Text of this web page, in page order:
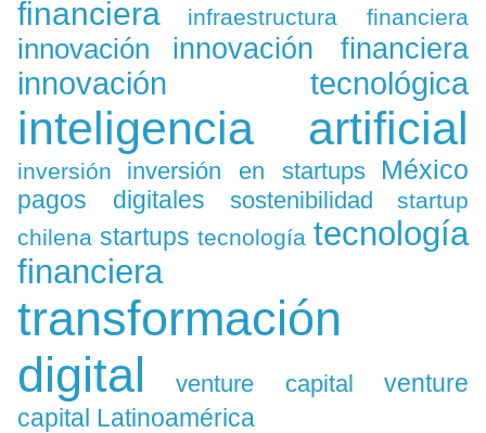
financiera
infraestructura financiera
innovación innovación financiera
innovación tecnológica
inteligencia artificial
inversión inversión en startups México
pagos digitales sostenibilidad
startup
chilena startups tecnología tecnología
financiera
transformación
digital
venture capital
venture
capital Latinoamérica